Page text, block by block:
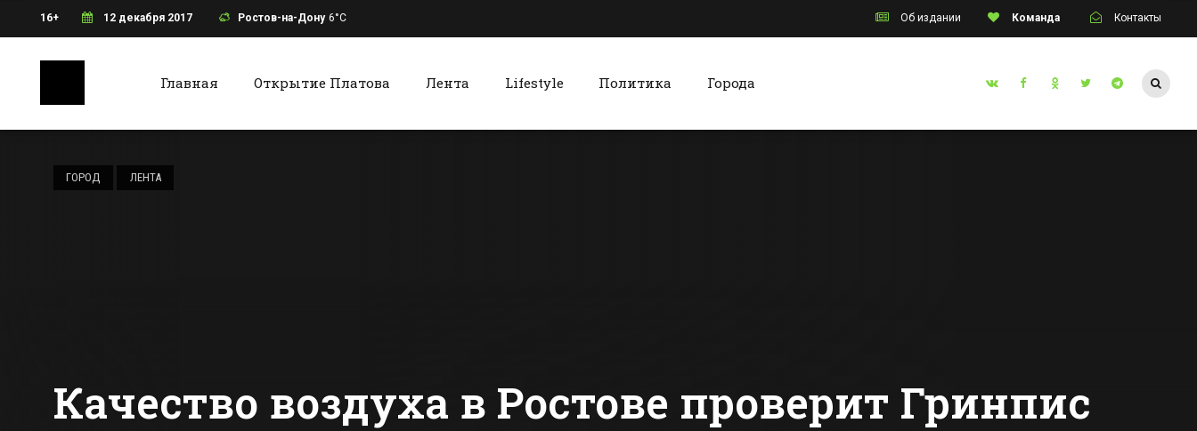
16+ 12 декабря 2017 Ростов-на-Дону 6°C Об издании Команда Контакты
Главная Открытие Платова Лента Lifestyle Политика Города
ГОРОД ЛЕНТА
Качество воздуха в Ростове проверит Гринпис